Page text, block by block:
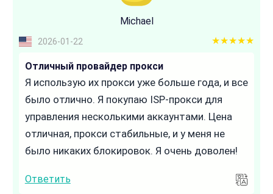
Michael
2026-01-22 5 out of 5
Отличный провайдер прокси
Я использую их прокси уже больше года, и все
было отлично. Я покупаю ISP-прокси для
управления несколькими аккаунтами. Цена
отличная, прокси стабильные, и у меня не
было никаких блокировок. Я очень доволен!
Ответить